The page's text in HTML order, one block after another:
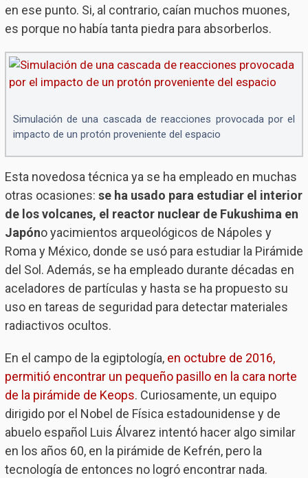
en ese punto. Si, al contrario, caían muchos muones,
es porque no había tanta piedra para absorberlos.
Simulación de una cascada de reacciones provocada por el
impacto de un protón proveniente del espacio
Esta novedosa técnica ya se ha empleado en muchas
otras ocasiones: se ha usado para estudiar el interior
de los volcanes, el reactor nuclear de Fukushima en
Japóno yacimientos arqueológicos de Nápoles y
Roma y México, donde se usó para estudiar la Pirámide
del Sol. Además, se ha empleado durante décadas en
aceladores de partículas y hasta se ha propuesto su
uso en tareas de seguridad para detectar materiales
radiactivos ocultos.
En el campo de la egiptología,en octubre de 2016,
permitió encontrar un pequeño pasillo en la cara norte
de la pirámide de Keops. Curiosamente, un equipo
dirigido por el Nobel de Física estadounidense y de
abuelo español Luis Álvarez intentó hacer algo similar
en los años 60, en la pirámide de Kefrén, pero la
tecnología de entonces no logró encontrar nada.